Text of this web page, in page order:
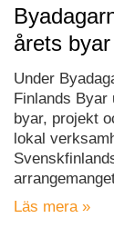
årets
Under
Finlands
byar, projekt
lokal
Läs mera »